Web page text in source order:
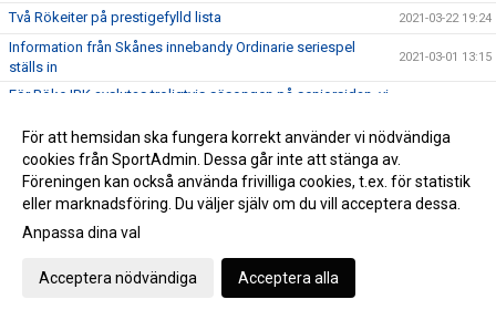
Två Rökeiter på prestigefylld lista 2021-03-22 19:24
Information från Skånes innebandy Ordinarie seriespel
ställs in
2021-03-01 13:15
För Röke IBK avslutas troligtvis säsongen på seniorsidan, vi
Uppdaterat läge gällande träning från och med 25 januari 2021-01-21 16:52
Nya direktiv för att hindra smittspridningen 2020-12-21 18:20
GE BORT SPORT! 2020-12-03 08:48
Black Friday på Intersport!
Förlängda skärpta råd i Skåne
Tomas Olsson ansvarig för Ungdomsverksamheten
För att hemsidan ska fungera korrekt använder vi nödvändiga
cookies från SportAdmin. Dessa går inte att stänga av.
Föreningen kan också använda frivilliga cookies, t.ex. för statistik
eller marknadsföring. Du väljer själv om du vill acceptera dessa.
Anpassa dina val
Acceptera nödvändiga Acceptera alla